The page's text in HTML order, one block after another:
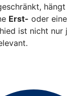
Erst- oder eine
ist nicht nur